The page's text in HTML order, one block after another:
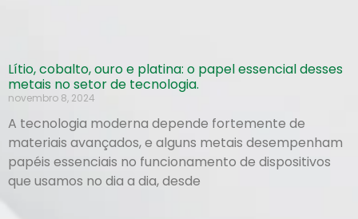
Lítio, cobalto, ouro e platina: o papel essencial desses
metais no setor de tecnologia.
novembro 8, 2024
A tecnologia moderna depende fortemente de
materiais avançados, e alguns metais desempenham
papéis essenciais no funcionamento de dispositivos
que usamos no dia a dia, desde